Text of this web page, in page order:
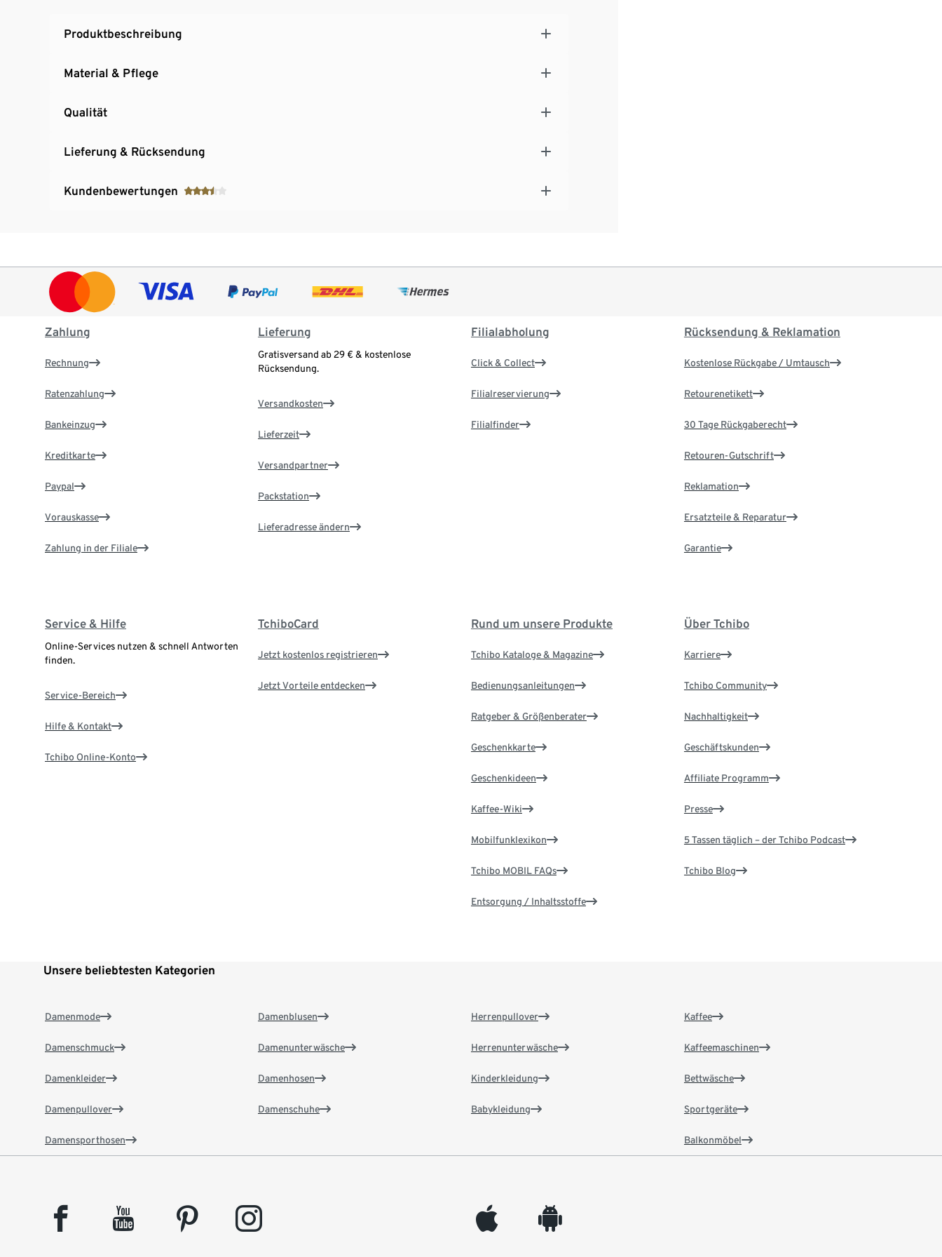
Produktbeschreibung
Material & Pflege
Qualität
Lieferung & Rücksendung
Kundenbewertungen
Zahlung
Rechnung
Ratenzahlung
Bankeinzug
Kreditkarte
Paypal
Vorauskasse
Zahlung in der Filiale
Lieferung
Gratisversand ab 29 € & kostenlose
Rücksendung.
Versandkosten
Lieferzeit
Versandpartner
Packstation
Lieferadresse ändern
Filialabholung
Click & Collect
Filialreservierung
Filialfinder
Rücksendung & Reklamation
Kostenlose Rückgabe / Umtausch
Retourenetikett
30 Tage Rückgaberecht
Retouren-Gutschrift
Reklamation
Ersatzteile & Reparatur
Garantie
Service & Hilfe
Online-Services nutzen & schnell Antworten
finden.
Service-Bereich
Hilfe & Kontakt
Tchibo Online-Konto
TchiboCard
Jetzt kostenlos registrieren
Jetzt Vorteile entdecken
Rund um unsere Produkte
Tchibo Kataloge & Magazine
Bedienungsanleitungen
Ratgeber & Größenberater
Geschenkkarte
Geschenkideen
Kaffee-Wiki
Mobilfunklexikon
Tchibo MOBIL FAQs
Entsorgung / Inhaltsstoffe
Über Tchibo
Karriere
Tchibo Community
Nachhaltigkeit
Geschäftskunden
Affiliate Programm
Presse
5 Tassen täglich – der Tchibo Podcast
Tchibo Blog
Unsere beliebtesten Kategorien
Damenmode
Damenschmuck
Damenkleider
Damenpullover
Damensporthosen
Damenblusen
Damenunterwäsche
Damenhosen
Damenschuhe
Herrenpullover
Herrenunterwäsche
Kinderkleidung
Babykleidung
Kaffee
Kaffeemaschinen
Bettwäsche
Sportgeräte
Balkonmöbel
facebook youtube pinterest instagram appleinc android